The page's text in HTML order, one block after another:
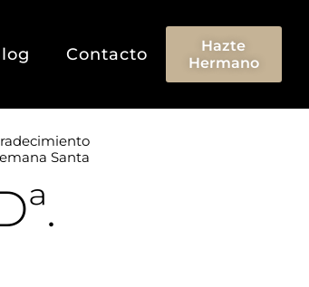
Contacto
Hazte
Hermano
Santa